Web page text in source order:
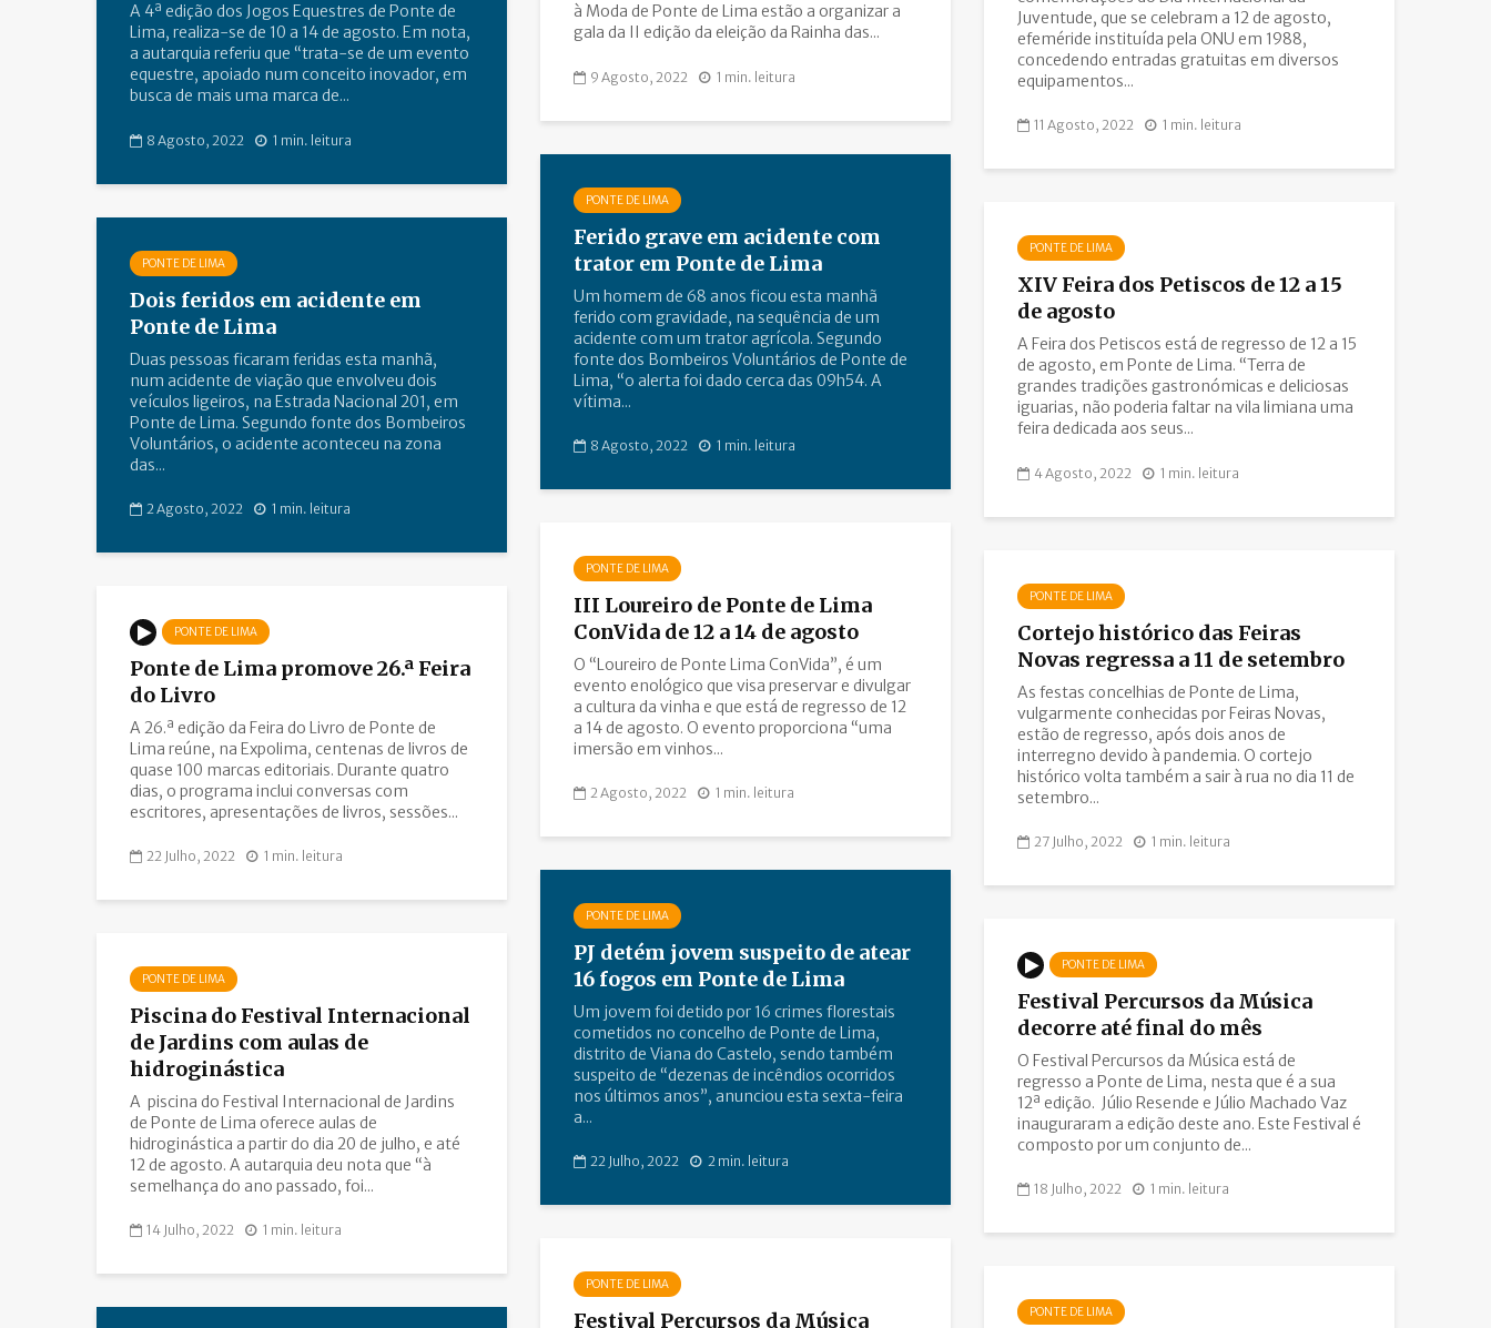
Juventude, que se celebram a 12 de agosto,
efeméride instituída pela ONU em 1988,
concedendo entradas gratuitas em diversos
equipamentos...
11 Agosto, 2022 1 min. leitura
à Moda de Ponte de Lima estão a organizar a
gala da II edição da eleição da Rainha das...
9 Agosto, 2022 1 min. leitura
A 4ª edição dos Jogos Equestres de Ponte de
Lima, realiza-se de 10 a 14 de agosto. Em nota,
a autarquia referiu que “trata-se de um evento
equestre, apoiado num conceito inovador, em
busca de mais uma marca de...
8 Agosto, 2022 1 min. leitura
PONTE DE LIMA
Ferido grave em acidente com
trator em Ponte de Lima
Um homem de 68 anos ficou esta manhã
ferido com gravidade, na sequência de um
acidente com um trator agrícola. Segundo
fonte dos Bombeiros Voluntários de Ponte de
Lima, “o alerta foi dado cerca das 09h54. A
vítima...
8 Agosto, 2022 1 min. leitura
PONTE DE LIMA
XIV Feira dos Petiscos de 12 a 15
de agosto
A Feira dos Petiscos está de regresso de 12 a 15
de agosto, em Ponte de Lima. “Terra de
grandes tradições gastronómicas e deliciosas
iguarias, não poderia faltar na vila limiana uma
feira dedicada aos seus...
4 Agosto, 2022 1 min. leitura
PONTE DE LIMA
Dois feridos em acidente em
Ponte de Lima
Duas pessoas ficaram feridas esta manhã,
num acidente de viação que envolveu dois
veículos ligeiros, na Estrada Nacional 201, em
Ponte de Lima. Segundo fonte dos Bombeiros
Voluntários, o acidente aconteceu na zona
das...
2 Agosto, 2022 1 min. leitura
PONTE DE LIMA
III Loureiro de Ponte de Lima
ConVida de 12 a 14 de agosto
O “Loureiro de Ponte Lima ConVida”, é um
evento enológico que visa preservar e divulgar
a cultura da vinha e que está de regresso de 12
a 14 de agosto. O evento proporciona “uma
imersão em vinhos...
2 Agosto, 2022 1 min. leitura
PONTE DE LIMA
Cortejo histórico das Feiras
Novas regressa a 11 de setembro
As festas concelhias de Ponte de Lima,
vulgarmente conhecidas por Feiras Novas,
estão de regresso, após dois anos de
interregno devido à pandemia. O cortejo
histórico volta também a sair à rua no dia 11 de
setembro...
27 Julho, 2022 1 min. leitura
PONTE DE LIMA
Ponte de Lima promove 26.ª Feira
do Livro
A 26.ª edição da Feira do Livro de Ponte de
Lima reúne, na Expolima, centenas de livros de
quase 100 marcas editoriais. Durante quatro
dias, o programa inclui conversas com
escritores, apresentações de livros, sessões...
22 Julho, 2022 1 min. leitura
PONTE DE LIMA
PJ detém jovem suspeito de atear
16 fogos em Ponte de Lima
Um jovem foi detido por 16 crimes florestais
cometidos no concelho de Ponte de Lima,
distrito de Viana do Castelo, sendo também
suspeito de “dezenas de incêndios ocorridos
nos últimos anos”, anunciou esta sexta-feira
a...
22 Julho, 2022 2 min. leitura
PONTE DE LIMA
Festival Percursos da Música
decorre até final do mês
O Festival Percursos da Música está de
regresso a Ponte de Lima, nesta que é a sua
12ª edição. Júlio Resende e Júlio Machado Vaz
inauguraram a edição deste ano. Este Festival é
composto por um conjunto de...
18 Julho, 2022 1 min. leitura
PONTE DE LIMA
Piscina do Festival Internacional
de Jardins com aulas de
hidroginástica
A piscina do Festival Internacional de Jardins
de Ponte de Lima oferece aulas de
hidroginástica a partir do dia 20 de julho, e até
12 de agosto. A autarquia deu nota que “à
semelhança do ano passado, foi...
14 Julho, 2022 1 min. leitura
PONTE DE LIMA
Festival Percursos da Música PONTE DE LIMA